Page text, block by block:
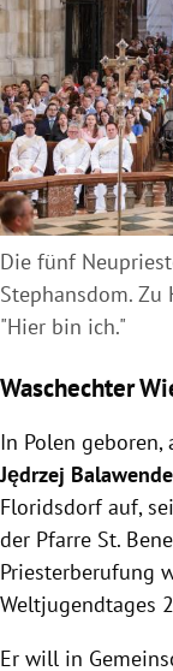
Die fünf
Stephansdom. Zu
"Hier bin ich."
Waschechter
In Polen
Jędrzej
Floridsdorf auf,
der Pfarre St.
Priesterberufung
Weltjugendtages
Er will in